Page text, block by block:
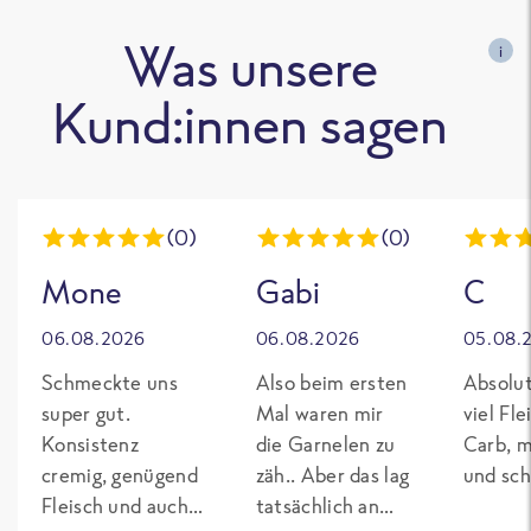
Was unsere
Kund:innen sagen
i
(0)
Mone
06.08.2026
Schmeckte uns
super gut.
Konsistenz
cremig, genügend
Fleisch und auch
(0)
Gabi
06.08.2026
Also beim ersten
Mal waren mir
die Garnelen zu
zäh.. Aber das lag
tatsächlich an
C
viel
Carb,
und